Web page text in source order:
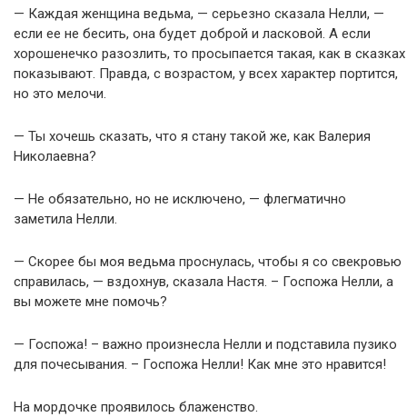
— Каждая женщина ведьма, — серьезно сказала Нелли, —
если ее не бесить, она будет доброй и ласковой. А если
хорошенечко разозлить, то просыпается такая, как в сказках
показывают. Правда, с возрастом, у всех характер портится,
но это мелочи.
— Ты хочешь сказать, что я стану такой же, как Валерия
Николаевна?
— Не обязательно, но не исключено, — флегматично
заметила Нелли.
— Скорее бы моя ведьма проснулась, чтобы я со свекровью
справилась, — вздохнув, сказала Настя. – Госпожа Нелли, а
вы можете мне помочь?
— Госпожа! – важно произнесла Нелли и подставила пузико
для почесывания. – Госпожа Нелли! Как мне это нравится!
На мордочке проявилось блаженство.